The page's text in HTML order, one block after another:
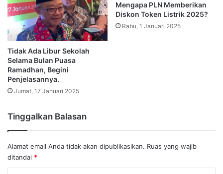
Tidak Ada Libur Sekolah
Selama Bulan Puasa
Ramadhan, Begini
Penjelasannya.
Jumat, 17 Januari 2025
Mengapa PLN Memberikan
Diskon Token Listrik 2025?
Rabu, 1 Januari 2025
Tinggalkan Balasan
Alamat email Anda tidak akan dipublikasikan. Ruas yang wajib
ditandai *